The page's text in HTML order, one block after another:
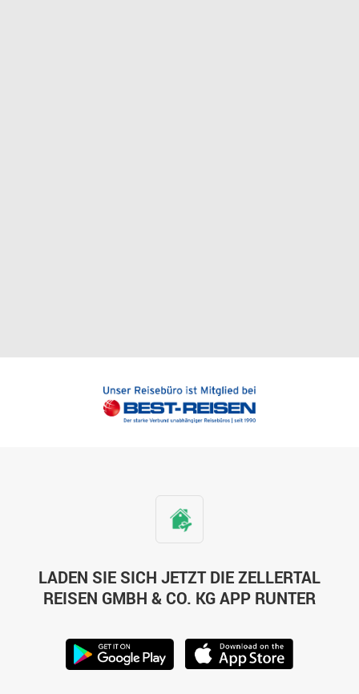
LADEN SIE SICH JETZT DIE ZELLERTAL
REISEN GMBH & CO. KG APP RUNTER